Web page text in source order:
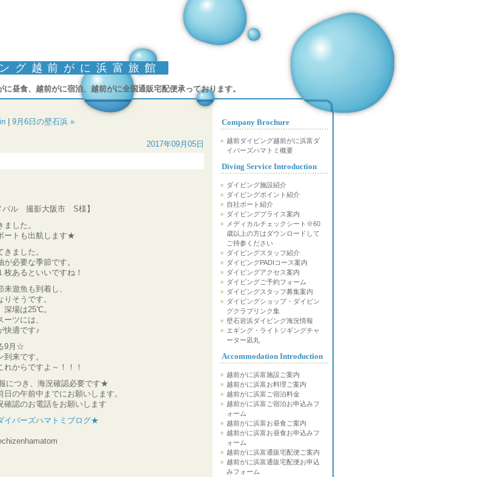
グ越前がに浜富旅館
昼食、越前がに宿泊、越前がに全国通販宅配便承っております。
Company Brochure
越前ダイビング越前がに浜富ダ
イバーズハマトミ概要
Diving Service Introduction
ダイビング施設紹介
ダイビングポイント紹介
自社ボート紹介
ダイビングプライス案内
メディカルチェックシート※60
歳以上の方はダウンロードして
ご持参ください
ダイビングスタッフ紹介
ダイビングPADIコース案内
ダイビングアクセス案内
ダイビングご予約フォーム
ダイビングスタッフ募集案内
ダイビングショップ・ダイビン
グクラブリンク集
壁石岩浜ダイビング海況情報
エギング・ライトジギングチャ
ーター凪丸
Accommodation Introduction
越前がに浜富施設ご案内
越前がに浜富お料理ご案内
越前がに浜富ご宿泊料金
越前がに浜富ご宿泊お申込みフ
ォーム
越前がに浜富お昼食ご案内
越前がに浜富お昼食お申込みフ
ォーム
越前がに浜富通販宅配便ご案内
越前がに浜富通販宅配便お申込
みフォーム
9月6日の壁石浜 »
2017年09月05日
バル 撮影大阪市 S様】
した。
ートも出航します★
ました。
必要な季節です。
あるといいですね！
遊魚も到着し、
そうです。
場は25℃。
ツには、
快適です♪
9月☆
来です。
からですよ～！！！
につき、海況確認必要です★
の午前中までにお願いします。
確認のお電話をお願いします
イバーズハマトミブログ★